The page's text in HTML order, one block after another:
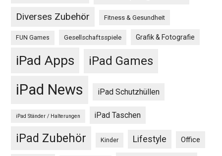
Diverses Zubehör Fitness & Gesundheit
FUN Games Gesellschaftsspiele Grafik & Fotografie
iPad Apps iPad Games
iPad News iPad Schutzhüllen
iPad Ständer / Halterungen iPad Taschen
iPad Zubehör Kinder Lifestyle Office